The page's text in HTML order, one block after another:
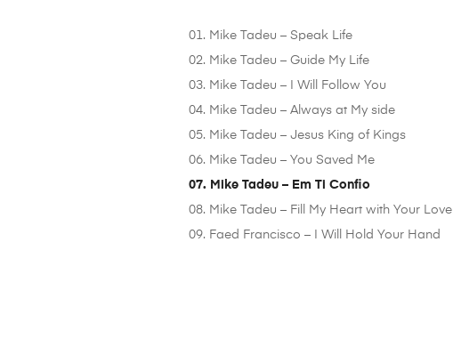
01. Mike Tadeu – Speak Life
02. Mike Tadeu – Guide My Life
03. Mike Tadeu – I Will Follow You
04. Mike Tadeu – Always at My side
05. Mike Tadeu – Jesus King of Kings
06. Mike Tadeu – You Saved Me
07. Mike Tadeu – Em Ti Confio
08. Mike Tadeu – Fill My Heart with Your Love
09. Faed Francisco – I Will Hold Your Hand